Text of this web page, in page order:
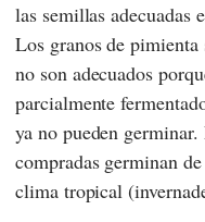
las semillas adecuadas
Los granos de
no son adecuados
parcialmente
ya no pueden
compradas germinan
clima tropical